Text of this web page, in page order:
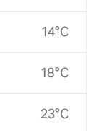
14°C
18°C
23°C